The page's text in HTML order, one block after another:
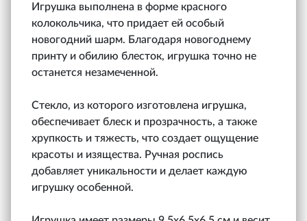
Игрушка выполнена в форме красного
колокольчика, что придает ей особый
новогодний шарм. Благодаря новогоднему
принту и обилию блесток, игрушка точно не
останется незамеченной.
Стекло, из которого изготовлена игрушка,
обеспечивает блеск и прозрачность, а также
хрупкость и тяжесть, что создает ощущение
красоты и изящества. Ручная роспись
добавляет уникальности и делает каждую
игрушку особенной.